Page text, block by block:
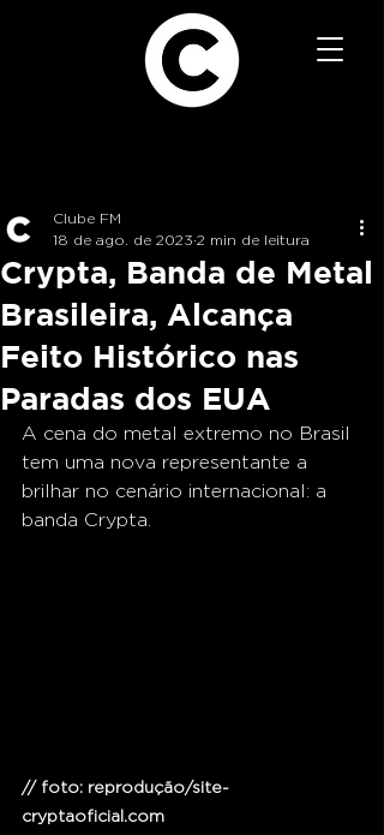
Crypta, Banda de Metal
Brasileira, Alcança
Feito Histórico nas
Paradas dos EUA
Clube FM
18 de ago. de 2023 2 min de leitura
A cena do metal extremo no Brasil
tem uma nova representante a
brilhar no cenário internacional: a
banda Crypta.
// foto: reprodução/site-
cryptaoficial.com